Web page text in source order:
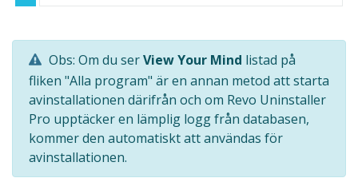
Obs: Om du serView Your Mind listad på
fliken "Alla program" är en annan metod att starta
avinstallationen därifrån och om Revo Uninstaller
Pro upptäcker en lämplig logg från databasen,
kommer den automatiskt att användas för
avinstallationen.